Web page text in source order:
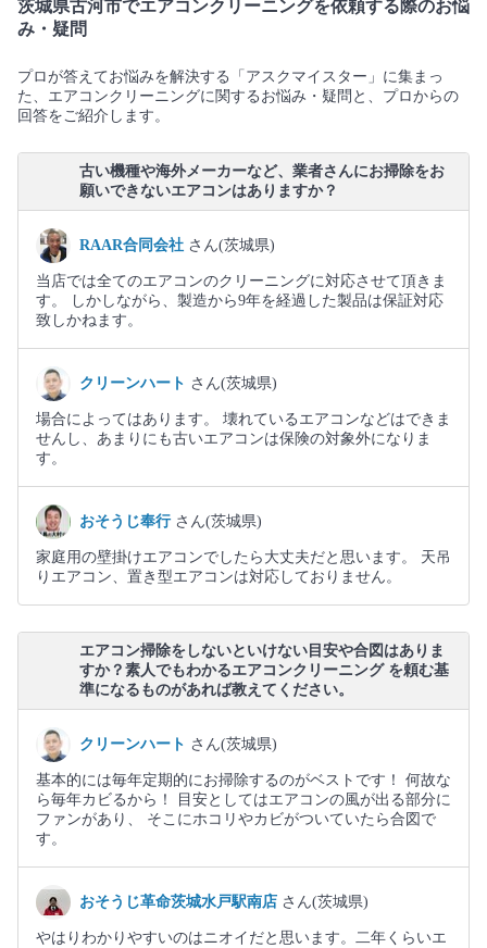
茨城県古河市でエアコンクリーニングを依頼する際のお悩
み・疑問
プロが答えてお悩みを解決する「アスクマイスター」に集まっ
た、エアコンクリーニングに関するお悩み・疑問と、プロからの
回答をご紹介します。
古い機種や海外メーカーなど、業者さんにお掃除をお
願いできないエアコンはありますか？
RAAR合同会社 さん(茨城県)
当店では全てのエアコンのクリーニングに対応させて頂きま
す。 しかしながら、製造から9年を経過した製品は保証対応
致しかねます。
クリーンハート さん(茨城県)
場合によってはあります。 壊れているエアコンなどはできま
せんし、あまりにも古いエアコンは保険の対象外になりま
す。
おそうじ奉行 さん(茨城県)
家庭用の壁掛けエアコンでしたら大丈夫だと思います。 天吊
りエアコン、置き型エアコンは対応しておりません。
エアコン掃除をしないといけない目安や合図はありま
すか？素人でもわかるエアコンクリーニング を頼む基
準になるものがあれば教えてください。
クリーンハート さん(茨城県)
基本的には毎年定期的にお掃除するのがベストです！ 何故な
ら毎年カビるから！ 目安としてはエアコンの風が出る部分に
ファンがあり、 そこにホコリやカビがついていたら合図で
す。
おそうじ革命茨城水戸駅南店 さん(茨城県)
やはりわかりやすいのはニオイだと思います。二年くらいエ